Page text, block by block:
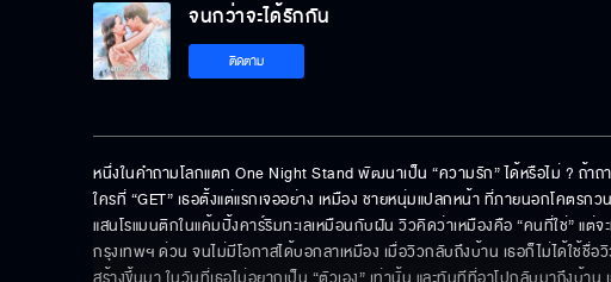
จนกว่าจะได้รักกัน
ติดตาม
หนึ่งในคำถามโลกแตก One Night Stand พัฒนาเป็น “ความรัก” ได้หรือไม่ ? ถ้า
ใครที่ “GET” เธอตั้งแต่แรกเจออย่าง เหมือง ชายหนุ่มแปลกหน้า ที่ภายนอกโคต
แสนโรแมนติกในแค้มปิ้งคาร์ริมทะเลเหมือนกับฝัน วิวคิดว่าเหมืองคือ “คนที่ใช่” แต่จ
กรุงเทพฯ ด่วน จนไม่มีโอกาสได้บอกลาเหมือง เมื่อวิวกลับถึงบ้าน เธอก็ไม่ได้ใช้ชื่อ